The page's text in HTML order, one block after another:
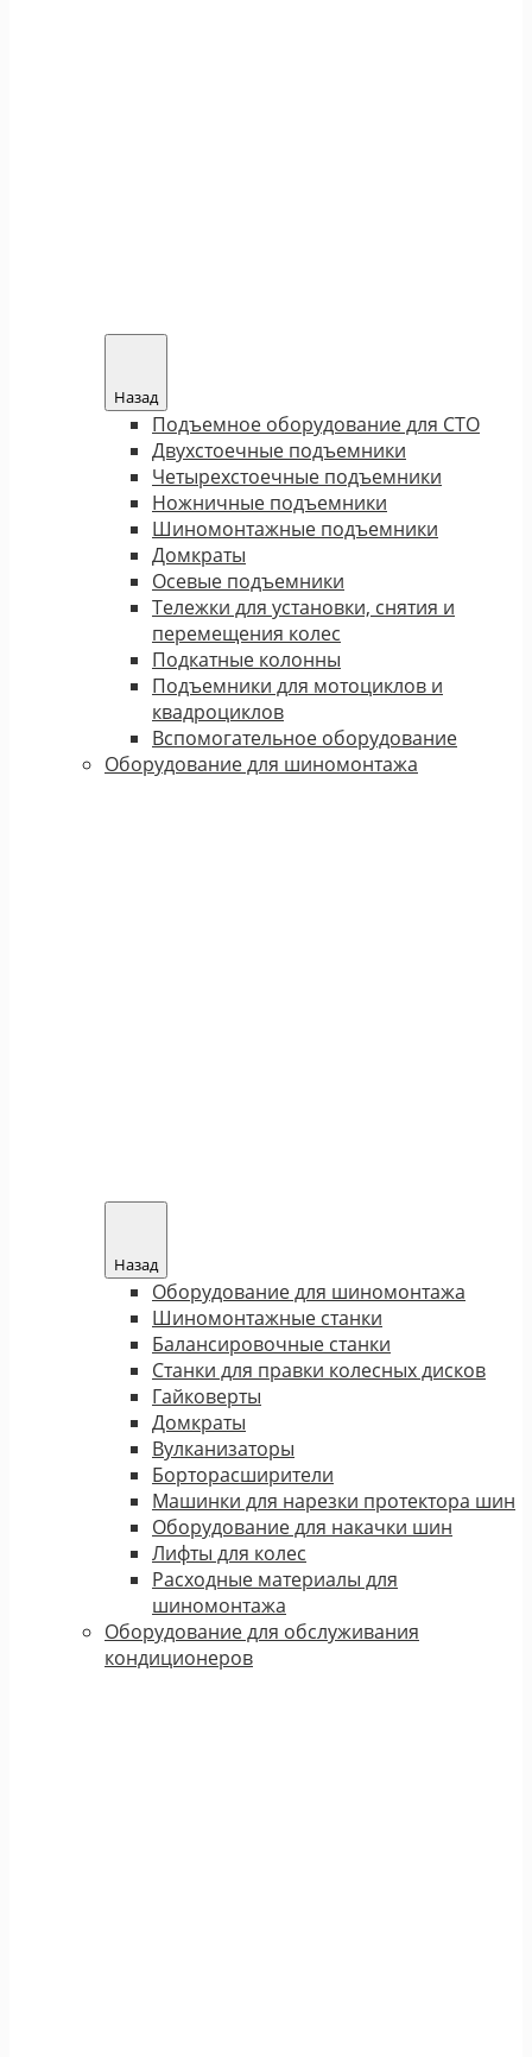
Назад
Подъемное оборудование для СТО
Двухстоечные подъемники
Четырехстоечные подъемники
Ножничные подъемники
Шиномонтажные подъемники
Домкраты
Осевые подъемники
Тележки для установки, снятия и
перемещения колес
Подкатные колонны
Подъемники для мотоциклов и
квадроциклов
Вспомогательное оборудование
Оборудование для шиномонтажа
Назад
Оборудование для шиномонтажа
Шиномонтажные станки
Балансировочные станки
Станки для правки колесных дисков
Гайковерты
Домкраты
Вулканизаторы
Борторасширители
Машинки для нарезки протектора шин
Оборудование для накачки шин
Лифты для колес
Расходные материалы для
шиномонтажа
Оборудование для обслуживания
кондиционеров